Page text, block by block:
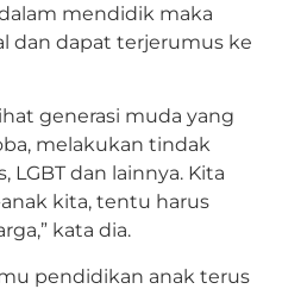
mendidik maka
dan dapat terjerumus ke
generasi muda yang
melakukan tindak
LGBT dan lainnya. Kita
kita, tentu harus
kata dia.
pendidikan anak terus